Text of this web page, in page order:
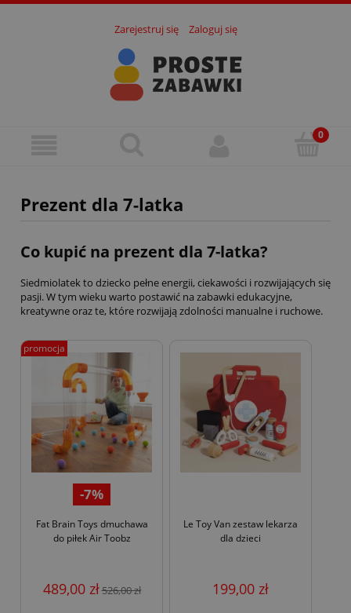
Zarejestruj się Zaloguj się
Prezent dla 7-latka
Co kupić na prezent dla 7-latka?
Siedmiolatek to dziecko pełne energii, ciekawości i rozwijających się
pasji. W tym wieku warto postawić na zabawki edukacyjne,
kreatywne oraz te, które rozwijają zdolności manualne i ruchowe.
-7%
Fat Brain Toys dmuchawa
do piłek Air Toobz
489,00 zł526,00 zł
promocja
Le Toy Van zestaw lekarza
dla dzieci
199,00 zł